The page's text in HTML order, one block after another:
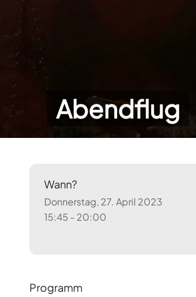
Abendflug
Wann?
Donnerstag, 27. April 2023
15:45 - 20:00
Programm